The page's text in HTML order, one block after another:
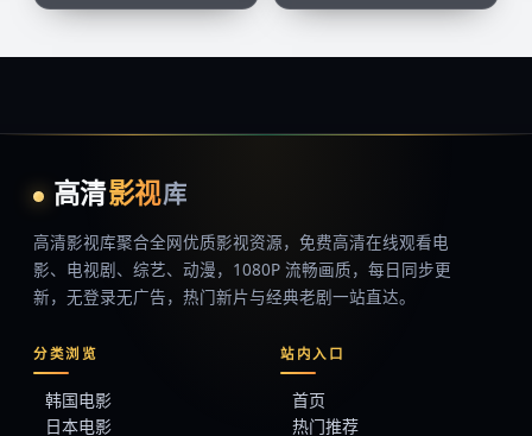
高清影视库
高清影视库聚合全网优质影视资源， 免费高清在线观看电
影、电视剧、综艺、动漫，1080P 流畅画质，每日同步更
新，无登录无广告，热门新片与经典老剧一站直达。
分类浏览
韩国电影
日本电影
站内入口
首页
热门推荐